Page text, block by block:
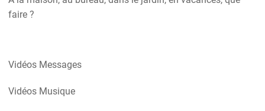
faire ?
Vidéos Messages
Vidéos Musique